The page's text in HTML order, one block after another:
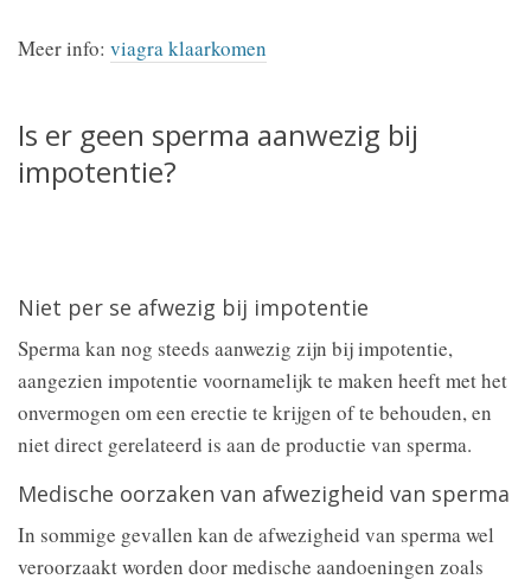
Meer info: viagra klaarkomen
Is er geen sperma aanwezig bij
impotentie?
Niet per se afwezig bij impotentie
Sperma kan nog steeds aanwezig zijn bij impotentie,
aangezien impotentie voornamelijk te maken heeft met het
onvermogen om een erectie te krijgen of te behouden, en
niet direct gerelateerd is aan de productie van sperma.
Medische oorzaken van afwezigheid van sperma
In sommige gevallen kan de afwezigheid van sperma wel
veroorzaakt worden door medische aandoeningen zoals